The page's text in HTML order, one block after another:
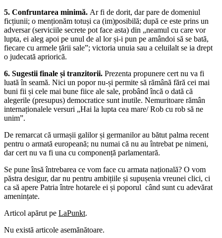
5. Confruntarea minimă. Ar fi de dorit, dar pare de domeniul
ficțiunii; o menționăm totuși ca (im)posibilă; după ce este prins un
adversar (serviciile secrete pot face asta) din „neamul cu care vor
lupta, ei aleg apoi pe unul de al lor și-i pun pe amândoi să se bată,
fiecare cu armele țării sale”; victoria unuia sau a celuilalt se ia drept
o judecată apriorică.
6. Sugestii finale și tranzitorii. Prezenta propunere cert nu va fi
luată în seamă. Nici un popor nu-și permite să rămână fără cei mai
buni fii și cele mai bune fiice ale sale, probând încă o dată că
alegerile (presupus) democratice sunt inutile. Nemuritoare rămân
internaționalele versuri „Hai la lupta cea mare/ Rob cu rob să ne
unim”.
De remarcat că urmașii galilor și germanilor au bătut palma recent
pentru o armată europeană; nu numai că nu au întrebat pe nimeni,
dar cert nu va fi una cu componență parlamentară.
Se pune însă întrebarea ce vom face cu armata națională? O vom
păstra desigur, dar nu pentru ambițiile și supușenia vreunei clici, ci
ca să apere Patria între hotarele ei și poporul când sunt cu adevărat
amenințate.
Articol apărut pe LaPunkt.
Nu există articole asemănătoare.